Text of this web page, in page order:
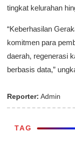
tingkat kelurahan
“Keberhasilan
komitmen para
daerah, regenerasi
berbasis data,”
Reporter: Admin
TAG